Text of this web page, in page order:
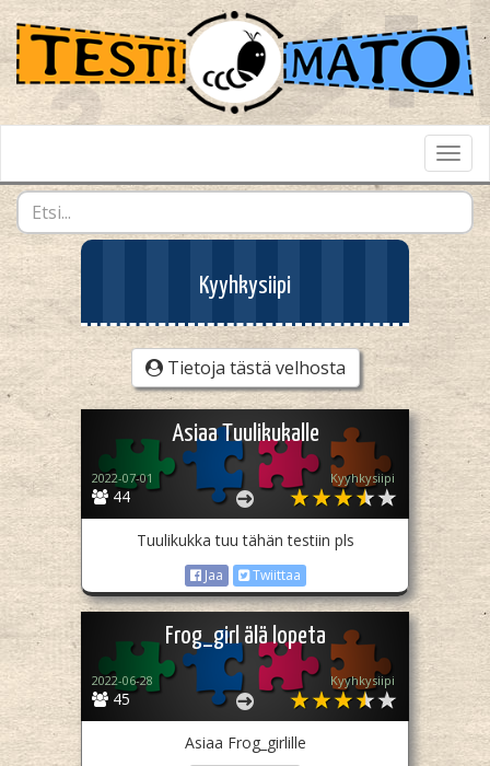
Kyyhkysiipi
Tietoja tästä velhosta
Asiaa Tuulikukalle
44
2022-07-01 Kyyhkysiipi
Tuulikukka tuu tähän testiin pls
Jaa Twiittaa
Frog_girl älä lopeta
45
2022-06-28 Kyyhkysiipi
Asiaa Frog_girlille